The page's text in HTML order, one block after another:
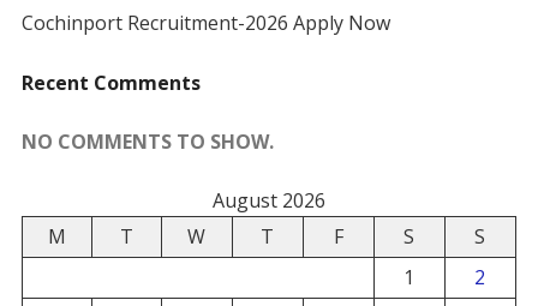
Cochinport Recruitment-2026 Apply Now
Recent Comments
NO COMMENTS TO SHOW.
August 2026
M
T W T F S
S
1
2